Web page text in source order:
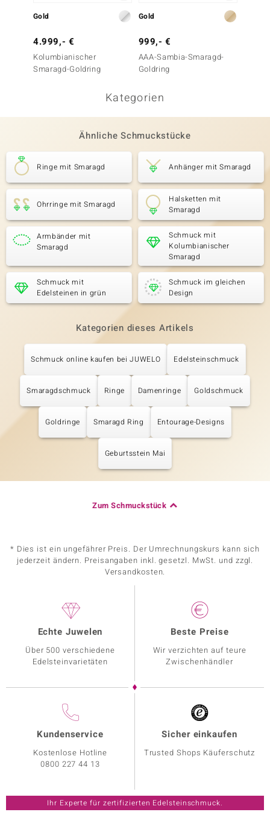
Gold
4.999,- €
Kolumbianischer
Smaragd-Goldring
Gold
999,- €
AAA-Sambia-Smaragd-
Goldring
Kategorien
Ähnliche Schmuckstücke
Ringe mit Smaragd Anhänger mit Smaragd
Ohrringe mit Smaragd
Halsketten mit
Smaragd
Armbänder mit
Smaragd
Schmuck mit
Kolumbianischer
Smaragd
Schmuck mit
Edelsteinen in grün
Schmuck im gleichen
Design
Kategorien dieses Artikels
Schmuck online kaufen bei JUWELO Edelsteinschmuck
Smaragdschmuck Ringe Damenringe Goldschmuck
Goldringe Smaragd Ring Entourage-Designs
Geburtsstein Mai
Zum Schmuckstück
* Dies ist ein ungefährer Preis. Der Umrechnungskurs kann sich
jederzeit ändern. Preisangaben inkl. gesetzl. MwSt. und zzgl.
Versandkosten.
Echte Juwelen
Über 500 verschiedene
Edelsteinvarietäten
Beste Preise
Wir verzichten auf teure
Zwischenhändler
Kundenservice
Kostenlose Hotline
0800 227 44 13
Sicher einkaufen
Trusted Shops Käuferschutz
Ihr Experte für zertifizierten Edelsteinschmuck.